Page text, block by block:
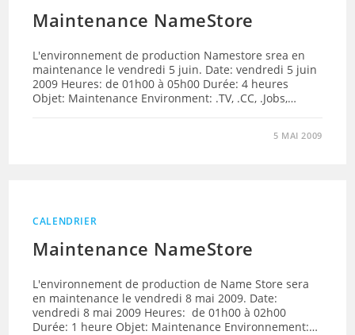
Maintenance NameStore
L'environnement de production Namestore srea en
maintenance le vendredi 5 juin. Date: vendredi 5 juin
2009 Heures: de 01h00 à 05h00 Durée: 4 heures
Objet: Maintenance Environment: .TV, .CC, .Jobs,…
5 MAI 2009
CALENDRIER
Maintenance NameStore
L'environnement de production de Name Store sera
en maintenance le vendredi 8 mai 2009. Date:
vendredi 8 mai 2009 Heures: de 01h00 à 02h00
Durée: 1 heure Objet: Maintenance Environnement:…